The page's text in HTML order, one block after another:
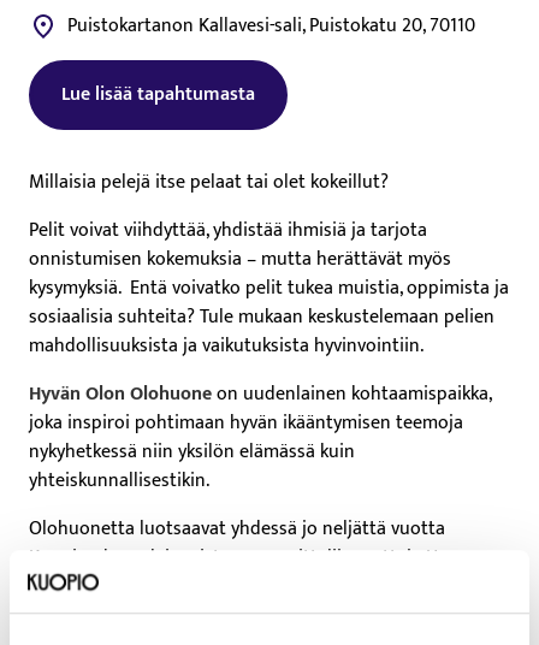
Puistokartanon Kallavesi-sali, Puistokatu 20, 70110
Lue lisää tapahtumastaTämä linkki aukeaa uuteen välilehteen
Millaisia pelejä itse pelaat tai olet kokeillut?
Pelit voivat viihdyttää, yhdistää ihmisiä ja tarjota
onnistumisen kokemuksia – mutta herättävät myös
kysymyksiä. Entä voivatko pelit tukea muistia, oppimista ja
sosiaalisia suhteita? Tule mukaan keskustelemaan pelien
mahdollisuuksista ja vaikutuksista hyvinvointiin.
Hyvän Olon Olohuoneon uudenlainen kohtaamispaikka,
joka inspiroi pohtimaan hyvän ikääntymisen teemoja
nykyhetkessä niin yksilön elämässä kuin
yhteiskunnallisestikin.
Olohuonetta luotsaavat yhdessä jo neljättä vuotta
Kuopion kansalaisopiston suunnittelijaopettaja Hanna-
Reetta Metsänheimo sekä Vanhustyön keskusliiton
ennakoinnin asiantuntija Tarja Siltanen